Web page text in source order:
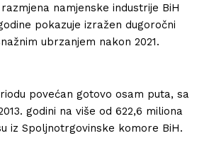
namjenske industrije BiH
pokazuje izražen dugoročni
ubrzanjem nakon 2021.
povećan gotovo osam puta, sa
godini na više od 622,6 miliona
iz Spoljnotrgovinske komore BiH.